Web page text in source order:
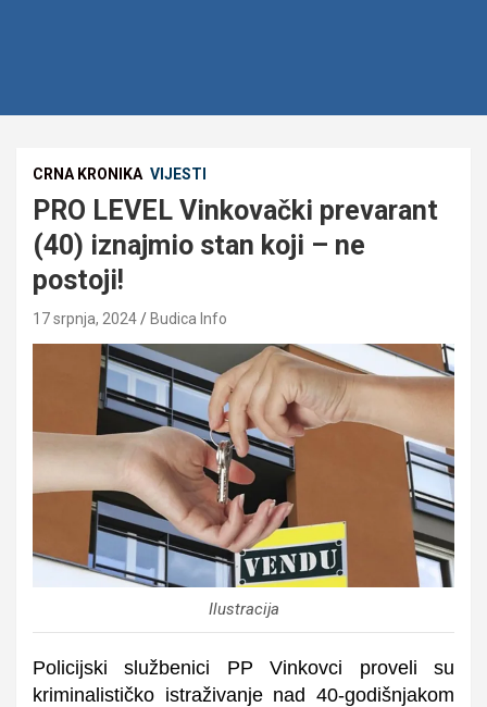
CRNA KRONIKA VIJESTI
PRO LEVEL Vinkovački prevarant
(40) iznajmio stan koji – ne
postoji!
17 srpnja, 2024 Budica Info
Ilustracija
Policijski službenici PP Vinkovci proveli su
kriminalističko istraživanje nad 40-godišnjakom